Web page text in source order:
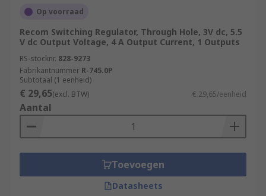
Op voorraad
Recom Switching Regulator, Through Hole, 3V dc, 5.5
V dc Output Voltage, 4 A Output Current, 1 Outputs
RS-stocknr. 828-9273
Fabrikantnummer R-745.0P
Subtotaal (1 eenheid)
€ 29,65(excl. BTW) € 29,65/eenheid
Aantal
Toevoegen
Datasheets